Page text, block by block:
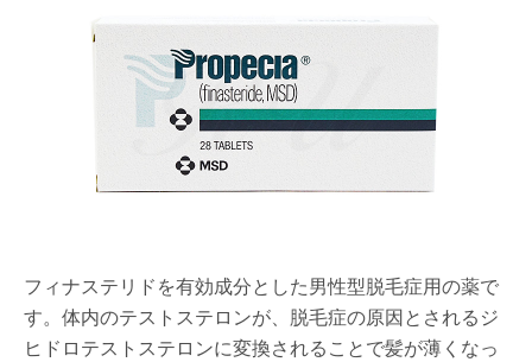
フィナステリドを有効成分とした男性型脱毛症用の薬で
す。体内のテストステロンが、脱毛症の原因とされるジ
ヒドロテストステロンに変換されることで髪が薄くなっ